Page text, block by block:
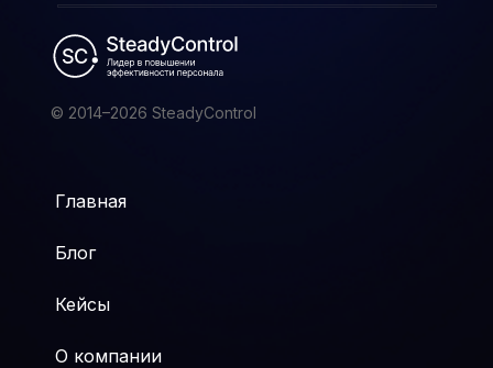
© 2014–2026 SteadyControl
Главная
Блог
Кейсы
О компании